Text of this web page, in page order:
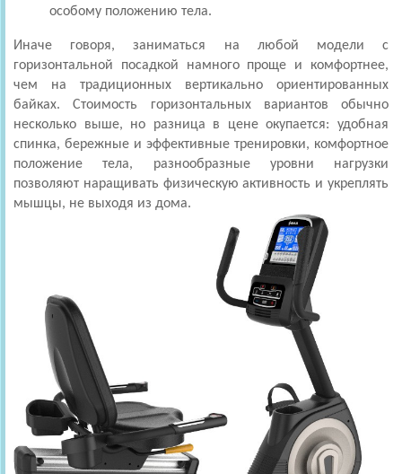
особому положению тела.
Иначе говоря, заниматься на любой модели с
горизонтальной посадкой намного проще и комфортнее,
чем на традиционных вертикально ориентированных
байках. Стоимость горизонтальных вариантов обычно
несколько выше, но разница в цене окупается: удобная
спинка, бережные и эффективные тренировки, комфортное
положение тела, разнообразные уровни нагрузки
позволяют наращивать физическую активность и укреплять
мышцы, не выходя из дома.